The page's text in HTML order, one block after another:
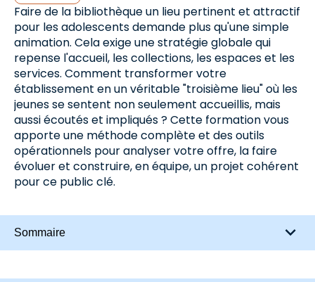
Faire de la bibliothèque un lieu pertinent et attractif
pour les adolescents demande plus qu'une simple
animation. Cela exige une stratégie globale qui
repense l'accueil, les collections, les espaces et les
services. Comment transformer votre
établissement en un véritable "troisième lieu" où les
jeunes se sentent non seulement accueillis, mais
aussi écoutés et impliqués ? Cette formation vous
apporte une méthode complète et des outils
opérationnels pour analyser votre offre, la faire
évoluer et construire, en équipe, un projet cohérent
pour ce public clé.
Sommaire